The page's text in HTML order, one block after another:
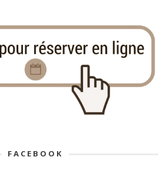
FACEBOOK